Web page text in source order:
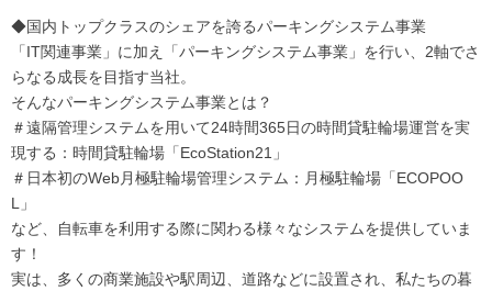
◆国内トップクラスのシェアを誇るパーキングシステム事業
「IT関連事業」に加え「パーキングシステム事業」を行い、2軸でさ
らなる成長を目指す当社。
そんなパーキングシステム事業とは？
＃遠隔管理システムを用いて24時間365日の時間貸駐輪場運営を実
現する：時間貸駐輪場「EcoStation21」
＃日本初のWeb月極駐輪場管理システム：月極駐輪場「ECOPOO
L」
など、自転車を利用する際に関わる様々なシステムを提供していま
す！
実は、多くの商業施設や駅周辺、道路などに設置され、私たちの暮